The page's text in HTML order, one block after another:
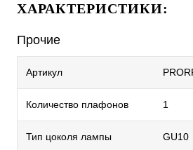
ХАРАКТЕРИСТИКИ:
Прочие
Артикул
Количество плафонов 1
Тип цоколя лампы GU10